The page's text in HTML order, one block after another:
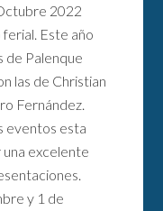
2022
Este año
de Palenque
las de Christian
Fernández.
eventos esta
excelente
y 1 de